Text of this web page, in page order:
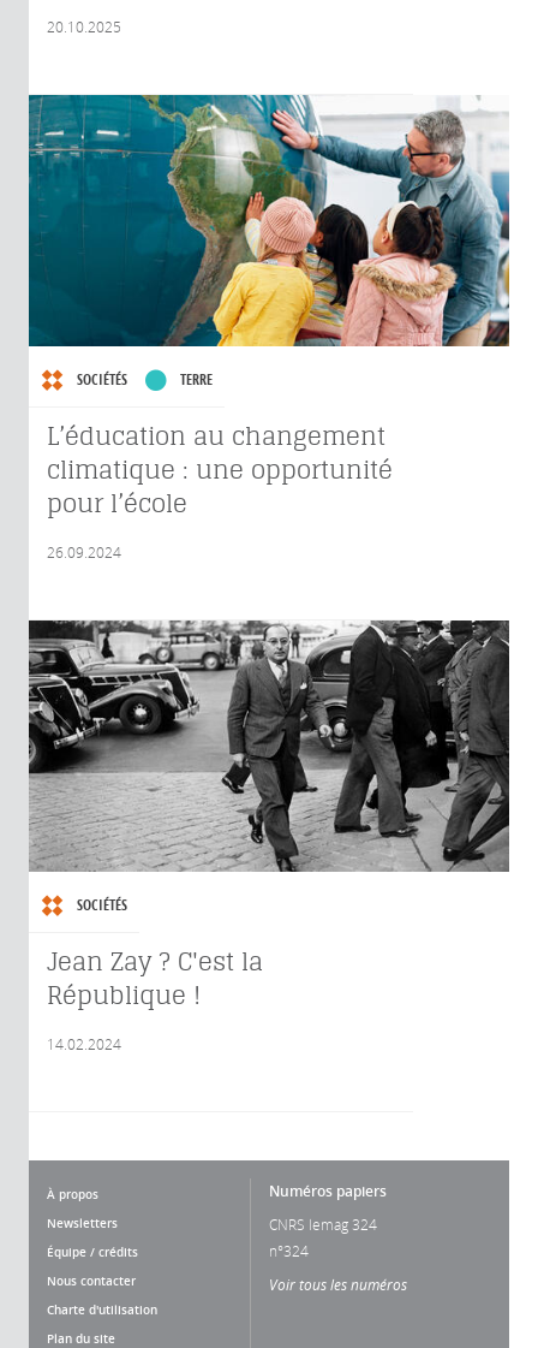
20.10.2025
SOCIÉTÉS TERRE
L’éducation au changement
climatique : une opportunité
pour l’école
26.09.2024
SOCIÉTÉS
Jean Zay ? C'est la
République !
14.02.2024
À propos
Newsletters
Équipe / crédits
Nous contacter
Charte d'utilisation
Plan du site
Numéros papiers
CNRS lemag 324
n°324
Voir tous les numéros